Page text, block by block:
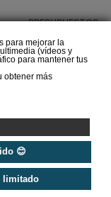
para mejorar la
(vídeos y
para mantener tus
obtener más
😊
limitado
PRESUPUESTOS
de Edificios